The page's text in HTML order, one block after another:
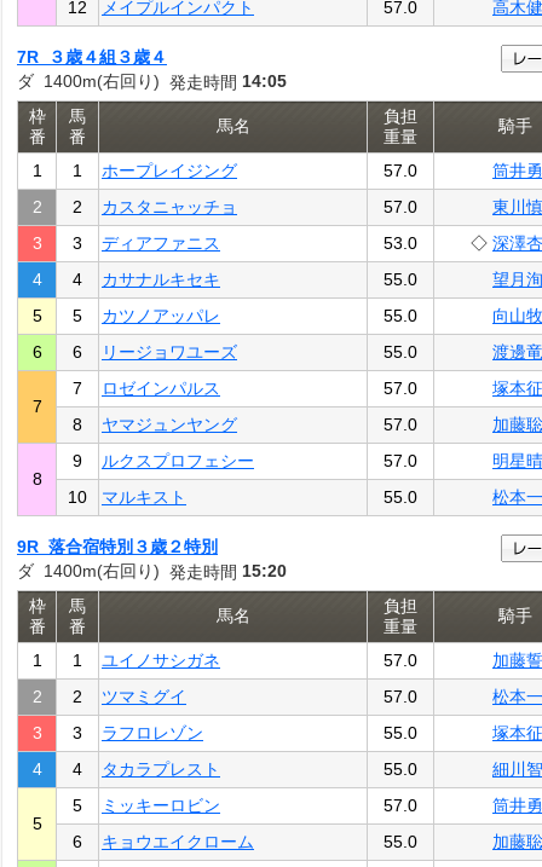
12
メイプルインパクト 57.0 高木健
7R ３歳４組３歳４
ダ 1400m(右回り) 発走時間 14:05
枠
番
馬
番
馬名
負担
重量
騎手
1 1 ホープレイジング 57.0
筒井勇
2
2 カスタニャッチョ 57.0
東川慎
3
3 ディアファニス 53.0 ◇ 深澤杏
4
4 カサナルキセキ 55.0
望月洵
5
5 カツノアッパレ 55.0
向山牧
6
6 リージョワユーズ 55.0 渡邊竜
7
7 ロゼインパルス 57.0
塚本征
8
ヤマジュンヤング 57.0 加藤聡
8
9 ルクスプロフェシー 57.0
明星晴
10
マルキスト 55.0 松本一
9R 落合宿特別３歳２特別
ダ 1400m(右回り) 発走時間 15:20
枠
番
馬
番
馬名
負担
重量
騎手
1 1 ユイノサシガネ 57.0
加藤誓
2
2 ツマミグイ 57.0
松本一
3
3 ラフロレゾン 55.0
塚本征
4
4 タカラプレスト 55.0 細川智
5
5 ミッキーロビン 57.0
筒井勇
6
キョウエイクローム 55.0 加藤聡